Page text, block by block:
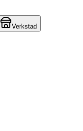
Verkstad